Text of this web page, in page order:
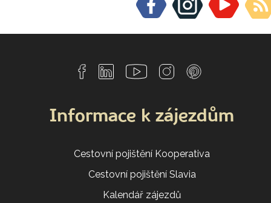
Informace k zájezdům
Cestovní pojištění Kooperativa
Cestovní pojištění Slavia
Kalendář zájezdů